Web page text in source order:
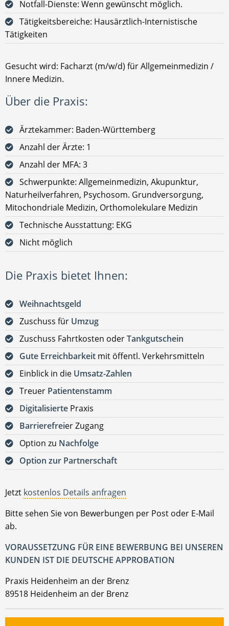
Notfall-Dienste: Wenn gewünscht möglich.
Tätigkeitsbereiche: Hausärztlich-Internistische
Tätigkeiten
Gesucht wird: Facharzt (m/w/d) für Allgemeinmedizin /
Innere Medizin.
Über die Praxis:
Ärztekammer: Baden-Württemberg
Anzahl der Ärzte: 1
Anzahl der MFA: 3
Schwerpunkte: Allgemeinmedizin, Akupunktur,
Naturheilverfahren, Psychosom. Grundversorgung,
Mitochondriale Medizin, Orthomolekulare Medizin
Technische Ausstattung: EKG
Nicht möglich
Die Praxis bietet Ihnen:
Weihnachtsgeld
Zuschuss für Umzug
Zuschuss Fahrtkosten oderTankgutschein
Gute Erreichbarkeit mit öffentl. Verkehrsmitteln
Einblick in die Umsatz-Zahlen
Treuer Patientenstamm
Digitalisierte Praxis
Barrierefreier Zugang
Option zu Nachfolge
Option zur Partnerschaft
Jetzt kostenlos Details anfragen
Bitte sehen Sie von Bewerbungen per Post oder E-Mail
ab.
VORAUSSETZUNG FÜR EINE BEWERBUNG BEI UNSEREN
KUNDEN IST DIE DEUTSCHE APPROBATION
Praxis Heidenheim an der Brenz
89518 Heidenheim an der Brenz